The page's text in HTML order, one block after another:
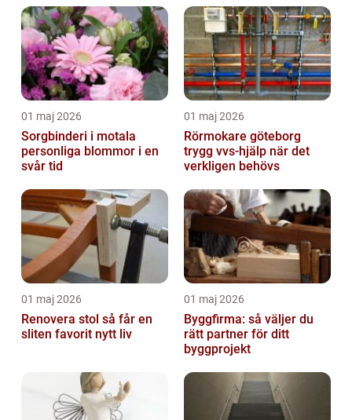
01 maj 2026
Sorgbinderi i motala
personliga blommor i en
svår tid
01 maj 2026
Rörmokare göteborg
trygg vvs-hjälp när det
verkligen behövs
01 maj 2026
Renovera stol så får en
sliten favorit nytt liv
01 maj 2026
Byggfirma: så väljer du
rätt partner för ditt
byggprojekt